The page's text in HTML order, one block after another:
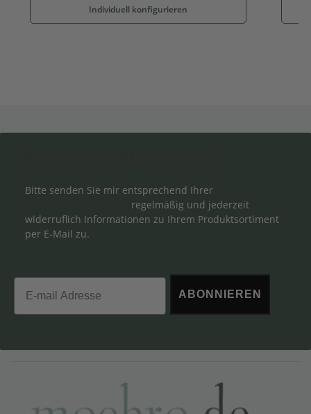
Individuell konfigurieren
Bitte senden Sie mir entsprechend Ihrer
regelmäßig und jederzeit
widerruflich Informationen zu Ihrem Produktsortiment
per E-Mail zu.
Email
ABONNIEREN